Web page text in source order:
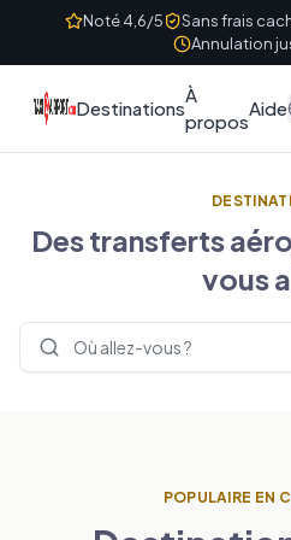
Skip to content
Noté 4,6/5 Sans frais
Annulation
Destinations
À
propos
Aide
Des transferts
vous
Rechercher des destinations
POPULAIRE EN